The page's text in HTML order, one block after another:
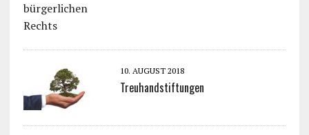
10. AUGUST 2018
Treuhandstiftungen